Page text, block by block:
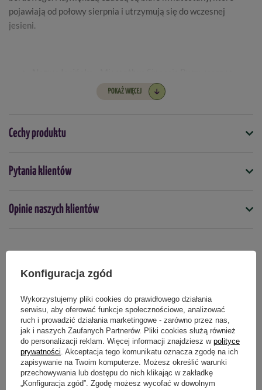
pojawiają od połowy sierpnia i utrzymują się do wczesnej
jesieni.
Wysokość sadzonki -50 - 70 cm
Tempo wzrostu -
Docelowa wysokość -
do bordowego
Gleba -przepuszczalna, wilgotna
Mrozoodporność -wysoka
Zastosowanie - ogrody, balkony, tarasy, rabaty
Sadzonka sprzedawana jest w doniczce C2 o pojemności 2
litrów.
POKAŻ WIĘCEJ
Cechy produktu
Symbol
5904826820079
200
nie dotyczy
Mrozoodporność
Stanowisko
słoneczne
Termin sadzenia
wiosna jesień wrzesień październik marzec kwiecień maj
Zastosowanie
Pytania klientów
Opinie naszych klientów
Produkty powiązane
Konfiguracja zgód
Wykorzystujemy pliki cookies do prawidłowego działania
serwisu, aby oferować funkcje społecznościowe, analizować
ruch i prowadzić działania marketingowe - zarówno przez nas,
jak i naszych Zaufanych Partnerów. Pliki cookies służą również
do personalizacji reklam. Więcej informacji znajdziesz w polityce
prywatności . Akceptacja tego komunikatu oznacza zgodę na ich
zapisywanie na Twoim komputerze. Możesz określić warunki
przechowywania lub dostępu do nich klikając w zakładkę
„Konfiguracja zgód”. Zgodę możesz wycofać w dowolnym